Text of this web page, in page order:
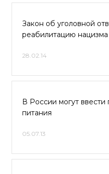
Закон об уголовной
реабилитацию
28.02.14
В России могут
питания
05.07.13